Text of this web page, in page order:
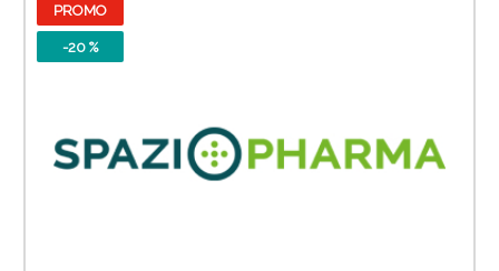
PROMO
-20 %